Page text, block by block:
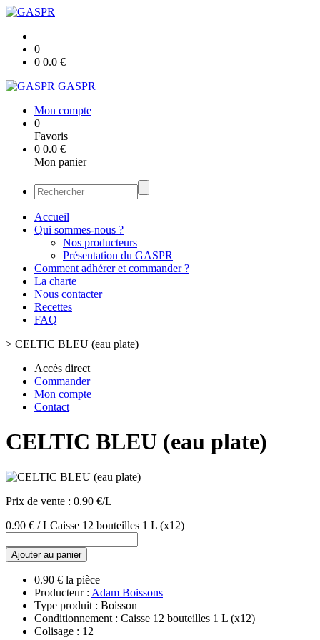
0
0 0.0 €
GASPR
Mon compte
0
Favoris
0 0.0 €
Mon panier
Accueil
Qui sommes-nous ?
Nos producteurs
Présentation du GASPR
Comment adhérer et commander ?
La charte
Nous contacter
Recettes
FAQ
> CELTIC BLEU (eau plate)
Accès direct
Commander
Mon compte
Contact
CELTIC BLEU (eau plate)
Prix de vente : 0.90 €/L
0.90 € / LCaisse 12 bouteilles 1 L (x12)
Ajouter au panier
0.90 € la pièce
Producteur : Adam Boissons
Type produit : Boisson
Conditionnement : Caisse 12 bouteilles 1 L (x12)
Colisage : 12